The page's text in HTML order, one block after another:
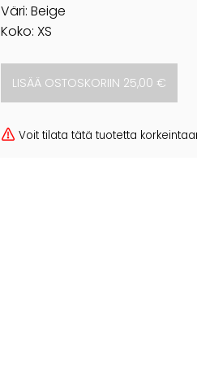
Väri: Beige
Koko: XS
Voit tilata tätä tuotetta